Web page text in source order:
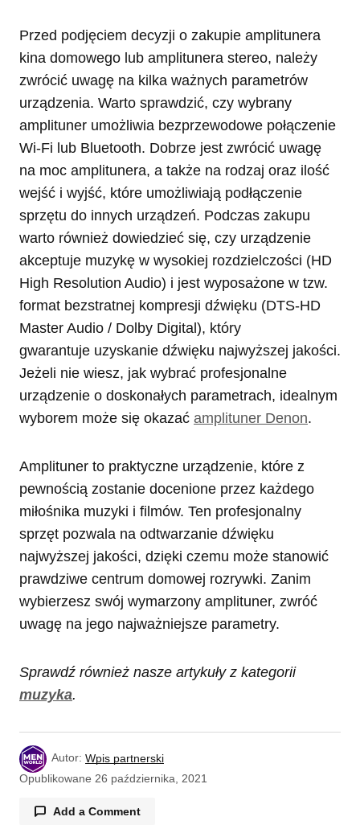
Przed podjęciem decyzji o zakupie amplitunera
kina domowego lub amplitunera stereo, należy
zwrócić uwagę na kilka ważnych parametrów
urządzenia. Warto sprawdzić, czy wybrany
amplituner umożliwia bezprzewodowe połączenie
Wi-Fi lub Bluetooth. Dobrze jest zwrócić uwagę
na moc amplitunera, a także na rodzaj oraz ilość
wejść i wyjść, które umożliwiają podłączenie
sprzętu do innych urządzeń. Podczas zakupu
warto również dowiedzieć się, czy urządzenie
akceptuje muzykę w wysokiej rozdzielczości (HD
High Resolution Audio) i jest wyposażone w tzw.
format bezstratnej kompresji dźwięku (DTS-HD
Master Audio / Dolby Digital), który
gwarantuje uzyskanie dźwięku najwyższej jakości.
Jeżeli nie wiesz, jak wybrać profesjonalne
urządzenie o doskonałych parametrach, idealnym
wyborem może się okazać amplituner Denon.
Amplituner to praktyczne urządzenie, które z
pewnością zostanie docenione przez każdego
miłośnika muzyki i filmów. Ten profesjonalny
sprzęt pozwala na odtwarzanie dźwięku
najwyższej jakości, dzięki czemu może stanowić
prawdziwe centrum domowej rozrywki. Zanim
wybierzesz swój wymarzony amplituner, zwróć
uwagę na jego najważniejsze parametry.
Sprawdź również nasze artykuły z kategorii
muzyka.
Autor: Wpis partnerski
Opublikowane 26 października, 2021
Add a Comment